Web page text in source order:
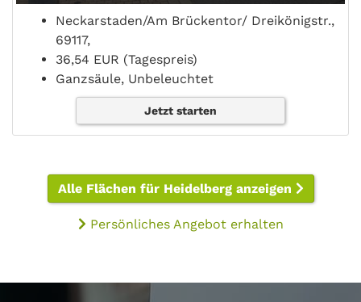
Neckarstaden/Am Brückentor/ Dreikönigstr.,
69117,
36,54 EUR (Tagespreis)
Ganzsäule, Unbeleuchtet
Jetzt starten
Alle Flächen für Heidelberg anzeigen
Persönliches Angebot erhalten